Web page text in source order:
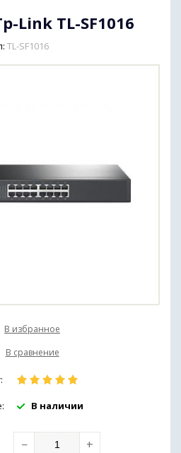
Link TL-SF1016
TL-SF1016
В наличии
− +